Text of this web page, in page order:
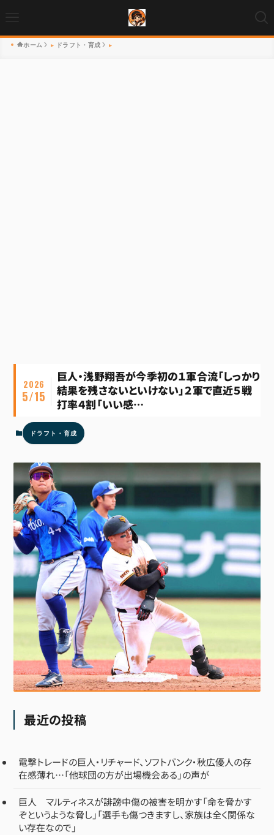
ホーム ドラフト・育成
巨人・浅野翔吾が今季初の１軍合流「しっかり
結果を残さないといけない」２軍で直近５戦
打率４割「いい感…
2026
5/15
ドラフト・育成
最近の投稿
電撃トレードの巨人・リチャード、ソフトバンク・秋広優人の存
在感薄れ…「他球団の方が出場機会ある」の声が
巨人 マルティネスが誹謗中傷の被害を明かす「命を脅かす
ぞというような脅し」「選手も傷つきますし、家族は全く関係な
い存在なので」